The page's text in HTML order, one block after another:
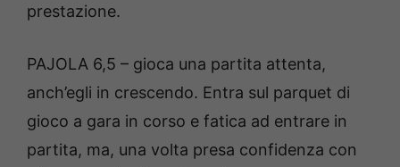
prestazione.
PAJOLA 6,5 – gioca una partita attenta,
anch’egli in crescendo. Entra sul parquet di
gioco a gara in corso e fatica ad entrare in
partita, ma, una volta presa confidenza con